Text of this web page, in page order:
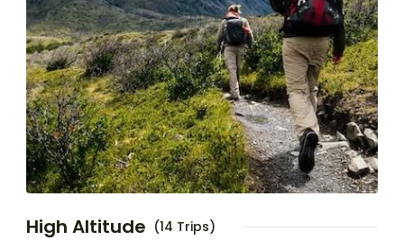
High Altitude (14 Trips)